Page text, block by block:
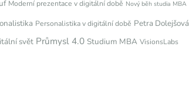
Moderní prezentace v digitální době Nový běh studia MBA
Personalistika v digitální době Petra Dolejšová
svět Průmysl 4.0 Studium MBA VisionsLabs